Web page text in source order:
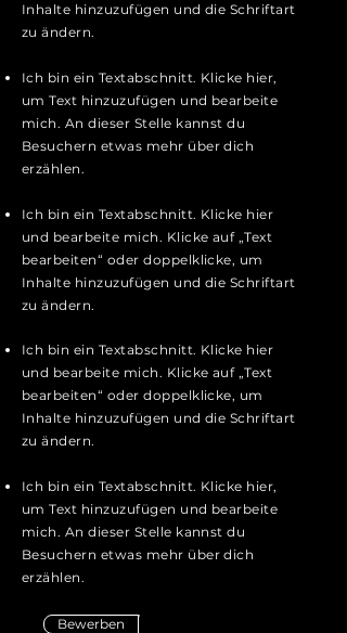
Inhalte hinzuzufügen und die Schriftart
zu ändern.
Ich bin ein Textabschnitt. Klicke hier,
um Text hinzuzufügen und bearbeite
mich. An dieser Stelle kannst du
Besuchern etwas mehr über dich
erzählen.
Ich bin ein Textabschnitt. Klicke hier
und bearbeite mich. Klicke auf „Text
bearbeiten“ oder doppelklicke, um
Inhalte hinzuzufügen und die Schriftart
zu ändern.
Ich bin ein Textabschnitt. Klicke hier
und bearbeite mich. Klicke auf „Text
bearbeiten“ oder doppelklicke, um
Inhalte hinzuzufügen und die Schriftart
zu ändern.
Ich bin ein Textabschnitt. Klicke hier,
um Text hinzuzufügen und bearbeite
mich. An dieser Stelle kannst du
Besuchern etwas mehr über dich
erzählen.
Bewerben